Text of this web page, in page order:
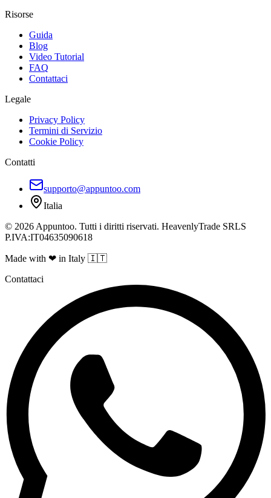
Risorse
Guida
Blog
Video Tutorial
FAQ
Contattaci
Legale
Privacy Policy
Termini di Servizio
Cookie Policy
Contatti
supporto@appuntoo.com
Italia
© 2026 Appuntoo. Tutti i diritti riservati. HeavenlyTrade SRLS
P.IVA:IT04635090618
Made with ❤ in Italy 🇮🇹
Contattaci